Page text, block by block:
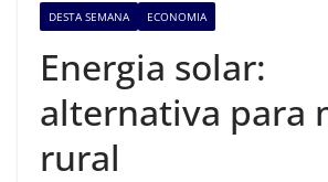
DESTA SEMANA ECONOMIA
Energia solar:
alternativa para
rural